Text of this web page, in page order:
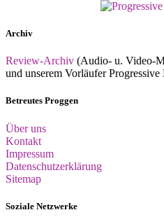
Archiv
Review-Archiv (Audio- u. Video-
und unserem Vorläufer
Betreutes Proggen
Über uns
Kontakt
Impressum
Datenschutzerklärung
Sitemap
Soziale Netzwerke